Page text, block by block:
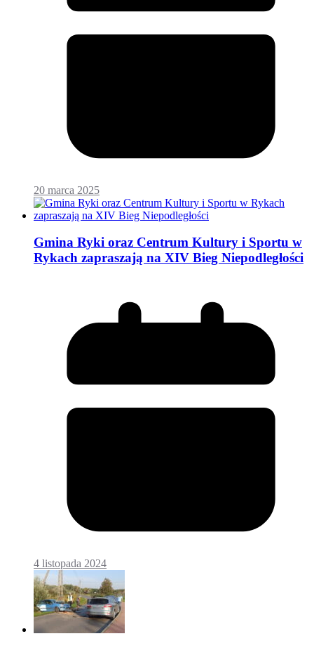
20 marca 2025
Gmina Ryki oraz Centrum Kultury i Sportu w
Rykach zapraszają na XIV Bieg Niepodległości
4 listopada 2024